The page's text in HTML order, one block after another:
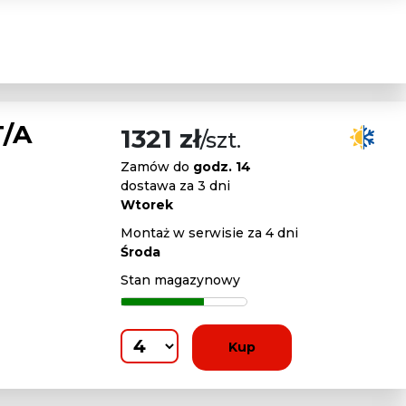
A 1321 zł/szt.
Zamów do godz. 14
dostawa za 3 dni
Wtorek
Montaż w serwisie za 4 dni
Środa
Stan magazynowy
Kup